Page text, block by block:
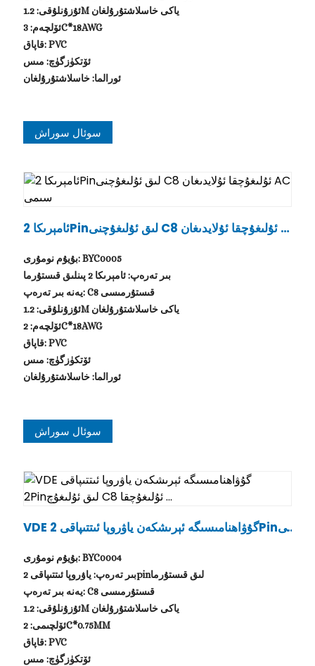
ئۇزۇنلۇقى: 1.2M ياكى خاسلاشتۇرۇلغان
ئۆلچەم: 3C*18AWG
قاپاق: PVC
ئۆتكۈزگۈچ: مىس
ئورالما: خاسلاشتۇرۇلغان
سوئال سوراش
ئامېرىكا 2Pinلىق ئۇلىغۇچنى C8 ئۇلىغۇچقا ئۇلايدىغان A
بۇيۇم نومۇرى: BYC0005
بىر تەرەپ: ئامېرىكا 2 پىنلىق قىستۇرما
يەنە بىر تەرەپ: C8 قىستۇرمىسى
ئۇزۇنلۇقى: 1.2M ياكى خاسلاشتۇرۇلغان
ئۆلچەم: 2C*18AWG
قاپاق: PVC
ئۆتكۈزگۈچ: مىس
ئورالما: خاسلاشتۇرۇلغان
سوئال سوراش
VDE گۇۋاھنامىسىگە ئېرىشكەن ياۋروپا ئىتتىپاقى 2Pinلى
بۇيۇم نومۇرى: BYC0004
بىر تەرەپ: ياۋروپا ئىتتىپاقى 2pinلىق قىستۇرما
يەنە بىر تەرەپ: C8 قىستۇرمىسى
ئۇزۇنلۇقى: 1.2M ياكى خاسلاشتۇرۇلغان
ئۆلچىمى: 2C*0.75MM
قاپاق: PVC
ئۆتكۈزگۈچ: مىس